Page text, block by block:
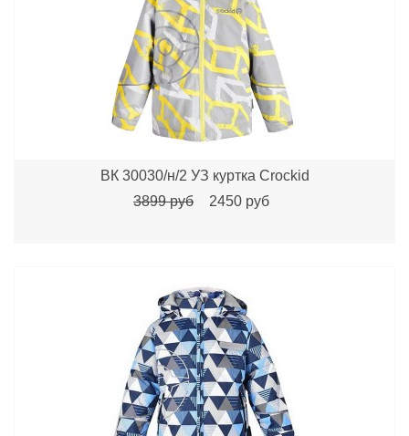
ВК 30030/н/2 УЗ куртка Crockid
3899 руб
2450 руб